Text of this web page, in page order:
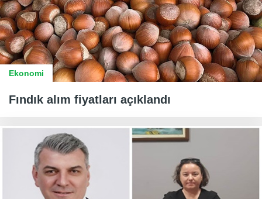
Ekonomi
Fındık alım fiyatları açıklandı